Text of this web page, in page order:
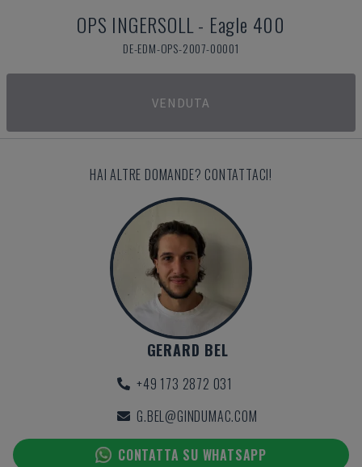
OPS INGERSOLL- Eagle 400
DE-EDM-OPS-2007-00001
VENDUTA
HAI ALTRE DOMANDE? CONTATTACI!
GERARD BEL
+49 173 2872 031
G.BEL@GINDUMAC.COM
CONTATTA SU WHATSAPP